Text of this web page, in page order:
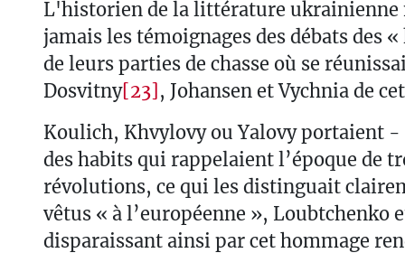
L'historien de la littérature ukrainienne
jamais les témoignages des débats des
de leurs parties de chasse où se
Dosvitny[23], Johansen et Vychnia de
Koulich, Khvylovy ou Yalovy portaient
des habits qui rappelaient l’époque de
révolutions, ce qui les distinguait
vêtus « à l’européenne », Loubtchenko
disparaissant ainsi par cet hommage